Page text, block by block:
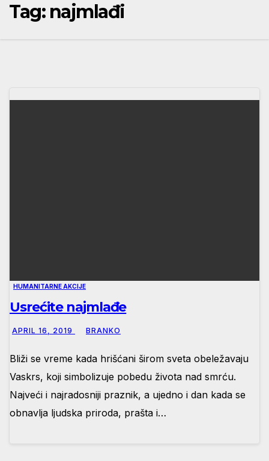
Tag: najmlađi
HUMANITARNE AKCIJE
Usrećite najmlađe
APRIL 16, 2019 BRANKO
Bliži se vreme kada hrišćani širom sveta obeležavaju
Vaskrs, koji simbolizuje pobedu života nad smrću.
Najveći i najradosniji praznik, a ujedno i dan kada se
obnavlja ljudska priroda, prašta i…